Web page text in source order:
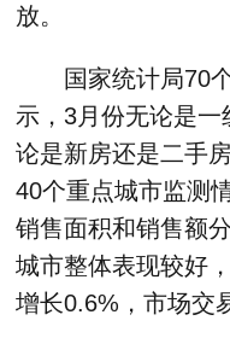
放。
国家统计局70个
示，3月份无论是
论是新房还是二手
40个重点城市监测
销售面积和销售额
城市整体表现较好
增长0.6%，市场交